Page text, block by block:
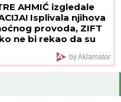
AHMIĆ izgledale
Isplivala njihova
provoda, ZIFT
ne bi rekao da su
by Aklamator